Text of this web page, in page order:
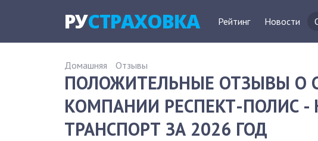
РУСТРАХОВКА Рейтинг Новости
Домашняя Отзывы
ПОЛОЖИТЕЛЬНЫЕ ОТЗЫВЫ О
КОМПАНИИ РЕСПЕКТ-ПОЛИС
ТРАНСПОРТ ЗА 2026 ГОД